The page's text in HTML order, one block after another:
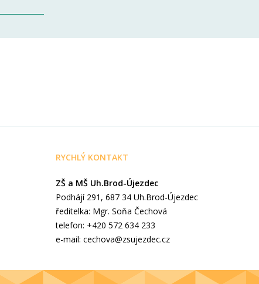
RYCHLÝ KONTAKT
ZŠ a MŠ Uh.Brod-Újezdec
Podhájí 291, 687 34 Uh.Brod-Újezdec
ředitelka: Mgr. Soňa Čechová
telefon: +420 572 634 233
e-mail: cechova@zsujezdec.cz